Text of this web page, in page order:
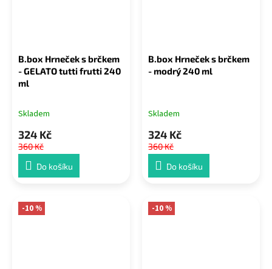
B.box Hrneček s brčkem
- GELATO tutti frutti 240
ml
Skladem
324 Kč
360 Kč
Do košíku
B.box Hrneček s brčkem
- modrý 240 ml
Skladem
324 Kč
360 Kč
Do košíku
-10 % -10 %